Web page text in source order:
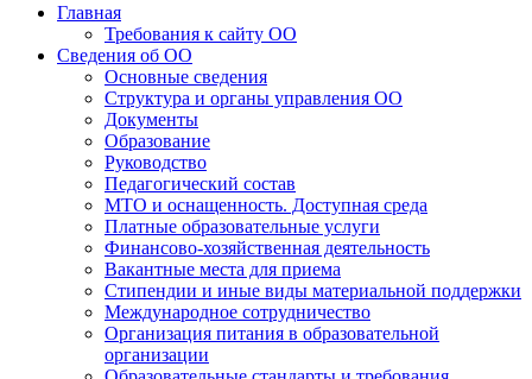
Главная
Требования к сайту ОО
Сведения об ОО
Основные сведения
Структура и органы управления ОО
Документы
Образование
Руководство
Педагогический состав
МТО и оснащенность. Доступная среда
Платные образовательные услуги
Финансово-хозяйственная деятельность
Вакантные места для приема
Стипендии и иные виды материальной поддержки
Международное сотрудничество
Организация питания в образовательной
организации